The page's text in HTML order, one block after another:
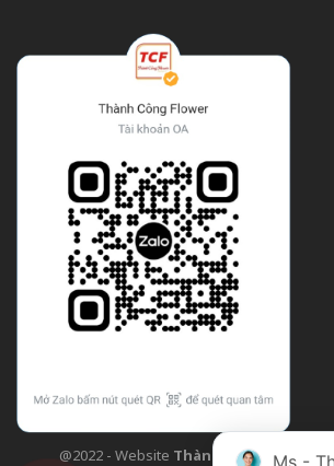
@2022 - Website Thành Công Flower|
Ms -